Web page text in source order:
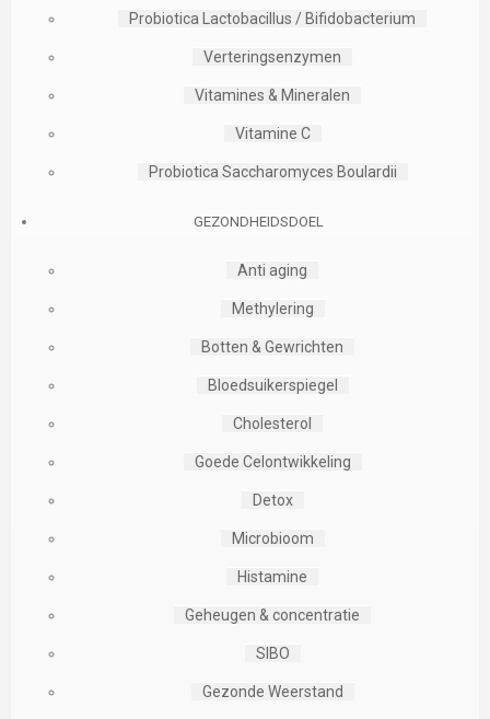
Probiotica Lactobacillus / Bifidobacterium
Verteringsenzymen
Vitamines & Mineralen
Vitamine C
Probiotica Saccharomyces Boulardii
GEZONDHEIDSDOEL
Anti aging
Methylering
Botten & Gewrichten
Bloedsuikerspiegel
Cholesterol
Goede Celontwikkeling
Detox
Microbioom
Histamine
Geheugen & concentratie
SIBO
Gezonde Weerstand